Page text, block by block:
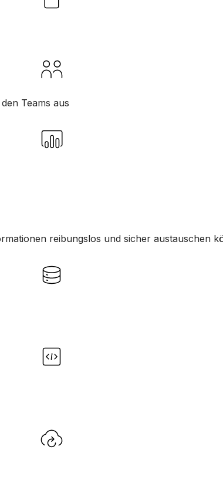
Teams aus
reibungslos und sicher austauschen